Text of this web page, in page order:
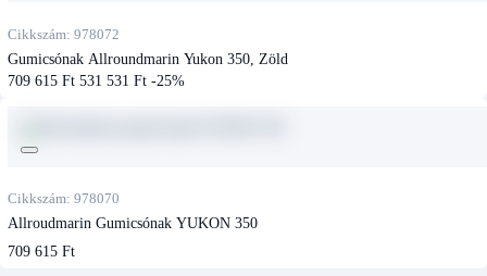
Cikkszám: 978072
Gumicsónak Allroundmarin Yukon 350, Zöld
709 615 Ft 531 531 Ft -25%
Cikkszám: 978070
Allroudmarin Gumicsónak YUKON 350
709 615 Ft